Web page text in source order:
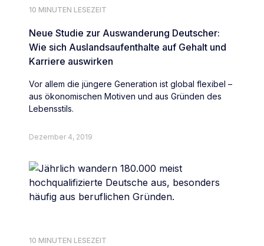
10 MINUTEN LESEZEIT
Neue Studie zur Auswanderung Deutscher:
Wie sich Auslandsaufenthalte auf Gehalt und
Karriere auswirken
Vor allem die jüngere Generation ist global flexibel –
aus ökonomischen Motiven und aus Gründen des
Lebensstils.
Dezember 4, 2019
10 MINUTEN LESEZEIT